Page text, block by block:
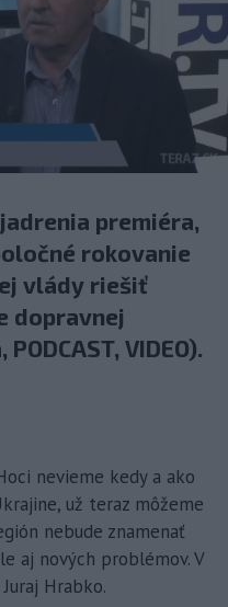
premiéra,
rokovanie
vlády riešiť
dopravnej
VIDEO).
nevieme kedy a ako
už teraz môžeme
nebude znamenať
aj nových problémov. V
Hrabko.